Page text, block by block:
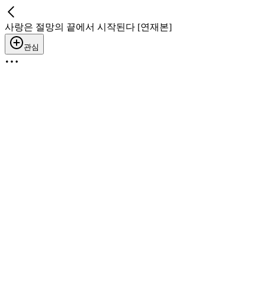
사랑은 절망의 끝에서 시작된다 [연재본]
관심